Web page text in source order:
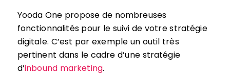
Yooda One propose de nombreuses
fonctionnalités pour le suivi de votre stratégie
digitale. C’est par exemple un outil très
pertinent dans le cadre d’une stratégie
d’inbound marketing.